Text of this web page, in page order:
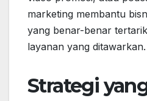
marketing membantu
yang benar-benar
layanan yang ditawarkan.
Strategi